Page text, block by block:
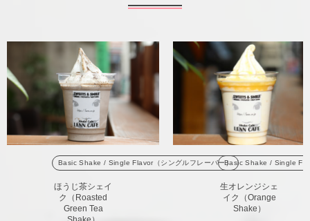
Basic Shake / Single Flavor（シングルフレーバー）
ほうじ茶シェイ
ク（Roasted
Green Tea
Basic Shake / Single
生オレンジシェ
イク（Orange
Shake）